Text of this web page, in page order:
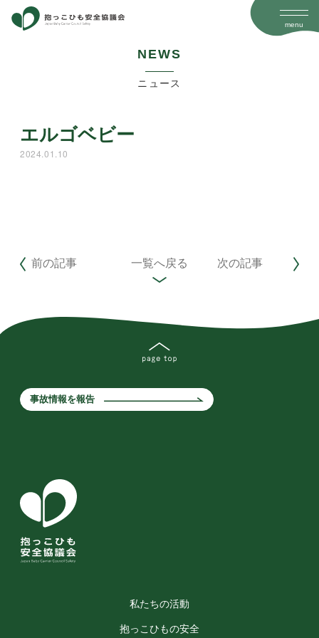
menu
N EWS
ニュース
エルゴベビー
2024.01.10
前の記事 一覧へ戻る 次の記事
事故情報を報告
私たちの活動
抱っこひもの安全